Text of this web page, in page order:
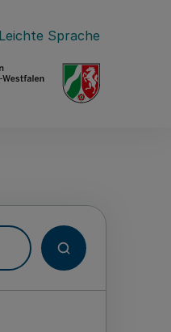
Leichte Sprache